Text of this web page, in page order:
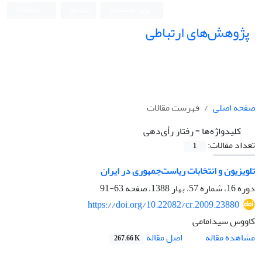
پژوهش‌های ارتباطی
صفحه اصلی
فهرست مقالات
کلیدواژه‌ها =رفتار رأی‌دهی
تعداد مقالات:
1
تلویزیون و انتخابات ریاست‌جمهوری در ایران
دوره 16، شماره 57، بهار 1388، صفحه
63-91
https://doi.org/10.22082/cr.2009.23880
کاووس سیدامامی
مشاهده مقاله
اصل مقاله 267.66 K